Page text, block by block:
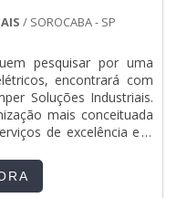
produtos e serviços
e podem gerar
isso que já foi falado
pela qual a Jumper
responsável quando
eletromecânicas e
foca a tecnologia e
e qualidade para os
DO
Industriais é
/ SOROCABA - SP
pesquisar por uma
encontrará com
Soluções Industriais.
mais conceituada
de excelência e o
montadora de painéis
o cliente obterá